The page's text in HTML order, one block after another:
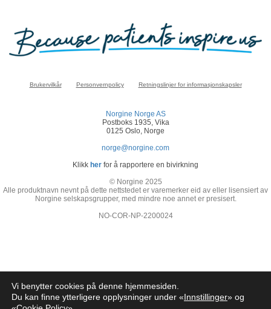
Brukervilkår Personvernpolicy Retningslinjer for informasjonskapsler
Norgine Norge AS
Postboks 1935, Vika
0125 Oslo, Norge
norge@norgine.com
Klikk her for å rapportere en bivirkning
© Norgine 2025
Alle produktnavn nevnt på dette nettstedet er varemerker eid av eller lisensiert av
Norgine selskapsgrupper, med mindre noe annet er presisert.
NO-COR-NP-2200024
Vi benytter cookies på denne hjemmesiden.
Du kan finne ytterligere opplysninger under «Innstillinger» og